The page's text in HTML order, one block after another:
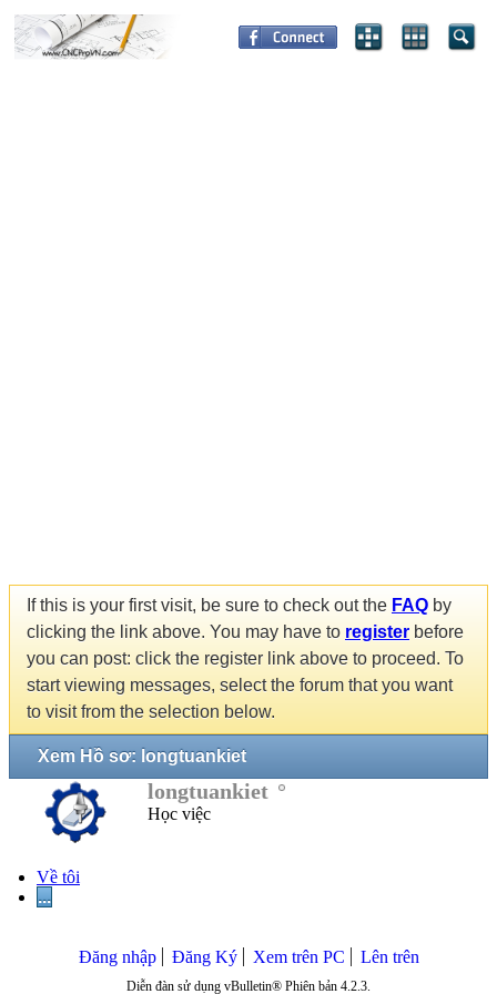
If this is your first visit, be sure to check out the FAQ by
clicking the link above. You may have to register before
you can post: click the register link above to proceed. To
start viewing messages, select the forum that you want
to visit from the selection below.
Xem Hồ sơ: longtuankiet
longtuankiet
Học việc
Về tôi
...
Đăng nhập Đăng Ký Xem trên PC Lên trên
Diễn đàn sử dụng vBulletin® Phiên bản 4.2.3.